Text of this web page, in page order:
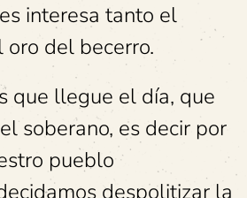
interesa tanto el
oro del becerro.
que llegue el día, que
soberano, es decir por
pueblo
despolitizar la